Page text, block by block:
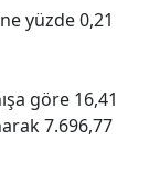
yüzde 0,21
göre 16,41
7.696,77